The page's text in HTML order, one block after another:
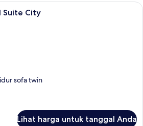
Seprai premium, selimut bulu
Suite City
sofa twin
Lihat harga untuk tanggal Anda